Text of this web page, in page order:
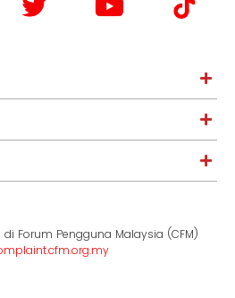
Forum Pengguna Malaysia (CFM)